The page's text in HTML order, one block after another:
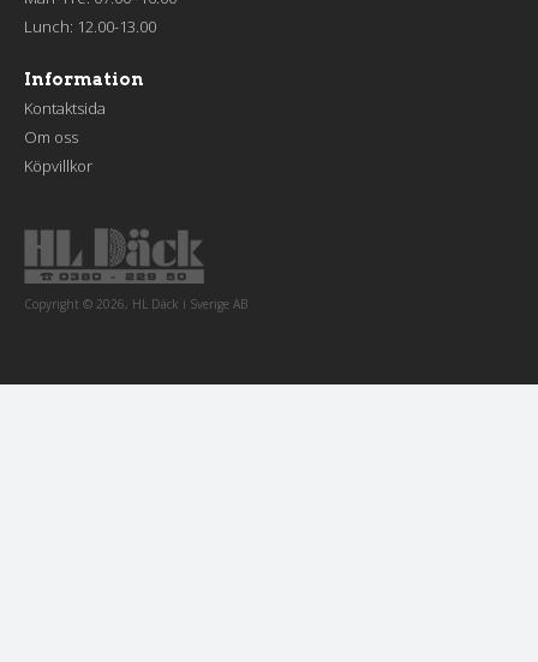
Lunch: 12.00-13.00
Information
Kontaktsida
Om oss
Köpvillkor
Copyright © 2026, HL Däck i Sverige AB